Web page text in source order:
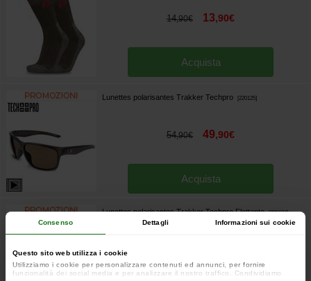
Consenso Dettagli Informazioni sui cookie
Questo sito web utilizza i cookie
Utilizziamo i cookie per personalizzare contenuti ed annunci, per fornire
funzionalità dei social media e per analizzare il nostro traffico. Condividiamo
14,90€ 13,90€
Acquista
Lunettes polarisantes Trakker Techpro 220125]
54,90€ 49,90€
Acquista
Lunettes polarisantes Trakker Techpro Flottante [220124]